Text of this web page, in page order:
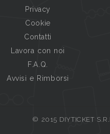
Privacy
Cookie
Contatti
Lavora con noi
F.A.Q.
Avvisi e Rimborsi
© 2015 DIYTICKET